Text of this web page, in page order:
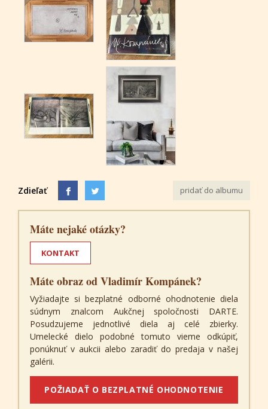
Zdieľať pridať do albumu
Máte nejaké otázky?
KONTAKT
Máte obraz od Vladimír Kompánek?
Vyžiadajte si bezplatné odborné ohodnotenie diela
súdnym znalcom Aukčnej spoločnosti DARTE.
Posudzujeme jednotlivé diela aj celé zbierky.
Umelecké dielo podobné tomuto vieme odkúpiť,
ponúknuť v aukcii alebo zaradiť do predaja v našej
galérii.
POŽIADAŤ O BEZPLATNÉ OHODNOTENIE